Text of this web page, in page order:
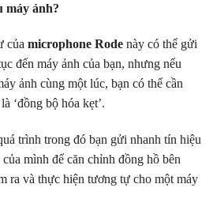
máy ảnh?
của microphone Rode này có thể gửi
đến máy ảnh của bạn, nhưng nếu
ảnh cùng một lúc, bạn có thể cần
‘đồng bộ hóa kẹt’.
trình trong đó bạn gửi nhanh tín hiệu
mình để căn chỉnh đồng hồ bên
ra và thực hiện tương tự cho một máy